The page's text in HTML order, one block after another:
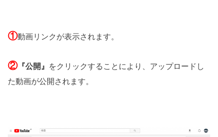
①動画リンクが表示されます。
②『公開』 をクリックすることにより、アップロードし
た動画が公開されます。